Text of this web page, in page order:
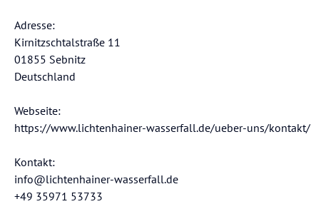
Adresse:
Kirnitzschtalstraße 11
01855 Sebnitz
Deutschland
Webseite:
https://www.lichtenhainer-wasserfall.de/ueber-uns/kontakt/
Kontakt:
info@lichtenhainer-wasserfall.de
+49 35971 53733